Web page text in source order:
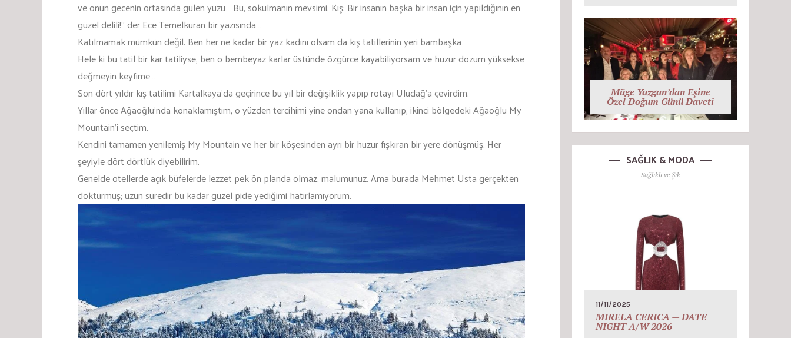
ve onun gecenin ortasında gülen yüzü… Bu, sokulmanın mevsimi. Kış: Bir insanın başka bir insan için yapıldığının en
güzel delili!” der Ece Temelkuran bir yazısında…
Katılmamak mümkün değil. Ben her ne kadar bir yaz kadını olsam da kış tatillerinin yeri bambaşka…
Hele ki bu tatil bir kar tatiliyse, ben o bembeyaz karlar üstünde özgürce kayabiliyorsam ve huzur dozum yüksekse
değmeyin keyfime…
Son dört yıldır kış tatilimi Kartalkaya’da geçirince bu yıl bir değişiklik yapıp rotayı Uludağ’a çevirdim.
Yıllar önce Ağaoğlu’nda konaklamıştım, o yüzden tercihimi yine ondan yana kullanıp, ikinci bölgedeki Ağaoğlu My
Mountain’i seçtim.
Kendini tamamen yenilemiş My Mountain ve her bir köşesinden ayrı bir huzur fışkıran bir yere dönüşmüş. Her
şeyiyle dört dörtlük diyebilirim.
Genelde otellerde açık büfelerde lezzet pek ön planda olmaz, malumunuz. Ama burada Mehmet Usta gerçekten
döktürmüş; uzun süredir bu kadar güzel pide yediğimi hatırlamıyorum.
Müge Yazgan’dan Eşine
Özel Doğum Günü Daveti
SAĞLIK & MODA
Sağlıklı ve Şık
11/11/2025
MIRELA CERICA — DATE
NIGHT A/W 2026